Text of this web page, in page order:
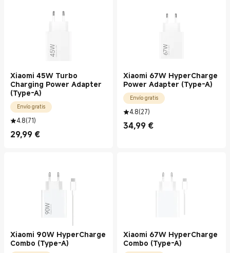
Xiaomi 45W Turbo
Charging Power Adapter
(Type-A)
Envío gratis
4.8(71)
29,99 €
Current Price €29.99
Xiaomi 67W HyperCharge
Power Adapter (Type-A)
Envío gratis
4.8(27)
34,99 €
Current Price €34.99
Xiaomi 90W HyperCharge
Combo (Type-A)
Xiaomi 67W HyperCharge
Combo (Type-A)